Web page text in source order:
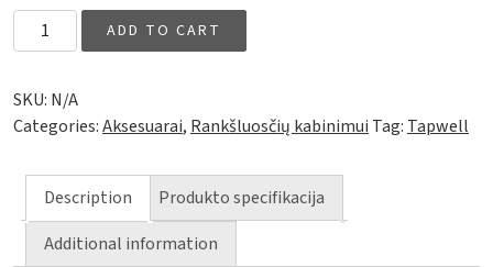
Rankšluosčių kabliukas Classic TA242 quantity
ADD TO CART
SKU: N/A
Categories:Aksesuarai, Rankšluosčių kabinimui Tag: Tapwell
Description
Produkto specifikacija
Additional information